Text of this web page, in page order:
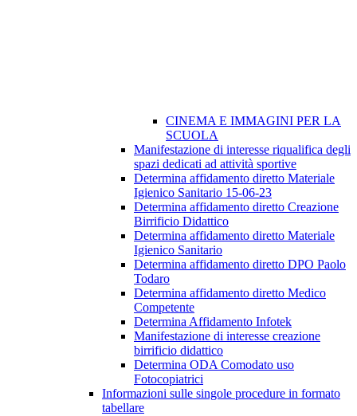
CINEMA E IMMAGINI PER LA
SCUOLA
Manifestazione di interesse riqualifica degli
spazi dedicati ad attività sportive
Determina affidamento diretto Materiale
Igienico Sanitario 15-06-23
Determina affidamento diretto Creazione
Birrificio Didattico
Determina affidamento diretto Materiale
Igienico Sanitario
Determina affidamento diretto DPO Paolo
Todaro
Determina affidamento diretto Medico
Competente
Determina Affidamento Infotek
Manifestazione di interesse creazione
birrificio didattico
Determina ODA Comodato uso
Fotocopiatrici
Informazioni sulle singole procedure in formato
tabellare